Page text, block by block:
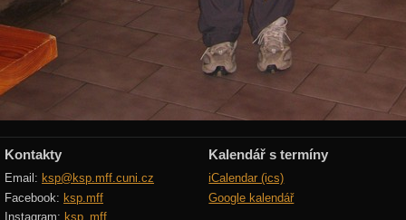
Kontakty
Email: ksp@ksp.mff.cuni.cz
Facebook: ksp.mff
Instagram: ksp_mff
Kalendář s termíny
iCalendar (ics)
Google kalendář